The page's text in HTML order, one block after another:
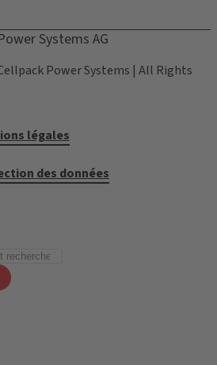
Power Systems | All Rights
légales
des données